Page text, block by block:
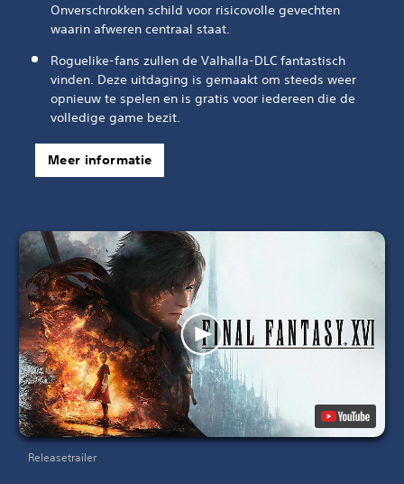
Onverschrokken schild voor risicovolle gevechten
waarin afweren centraal staat.
Roguelike-fans zullen de Valhalla-DLC fantastisch
vinden. Deze uitdaging is gemaakt om steeds weer
opnieuw te spelen en is gratis voor iedereen die de
volledige game bezit.
Meer informatie
Releasetrailer